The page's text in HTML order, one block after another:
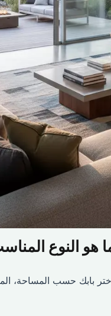
هو النوع
بابك حسب المساحة،